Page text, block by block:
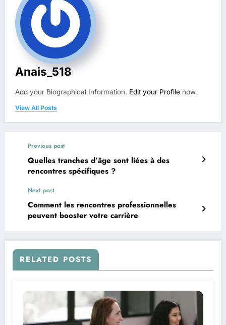
Anais_518
Add your Biographical Information. Edit your Profile now.
View All Posts
Previous post
Quelles tranches d’âge sont liées à des
rencontres spécifiques ?
Next post
Comment les rencontres professionnelles
peuvent booster votre carrière
RELATED POSTS